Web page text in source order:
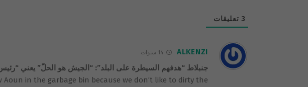
3 تعليقات
ALKENZI 14 سنوات
جنبلاط “هدفهم السيطرة على البلد”: “الجيش هو الحلّ” يعني
in the garbage bin because we don’t like to dirty the